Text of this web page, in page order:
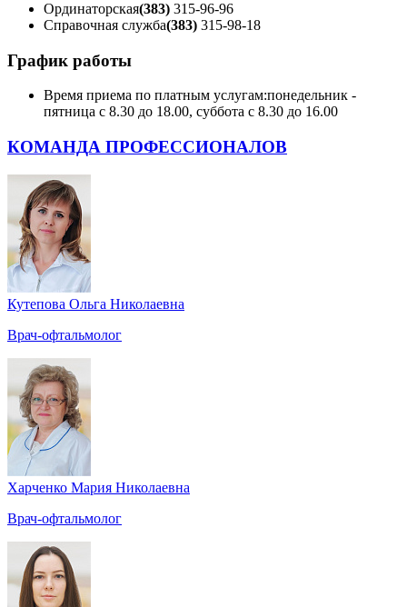
Ординаторская(383) 315-96-96
Справочная служба(383) 315-98-18
График работы
Время приема по платным услугам:понедельник -
пятница с 8.30 до 18.00, суббота с 8.30 до 16.00
КОМАНДА ПРОФЕССИОНАЛОВ
Кутепова Ольга Николаевна
Врач-офтальмолог
Харченко Мария Николаевна
Врач-офтальмолог